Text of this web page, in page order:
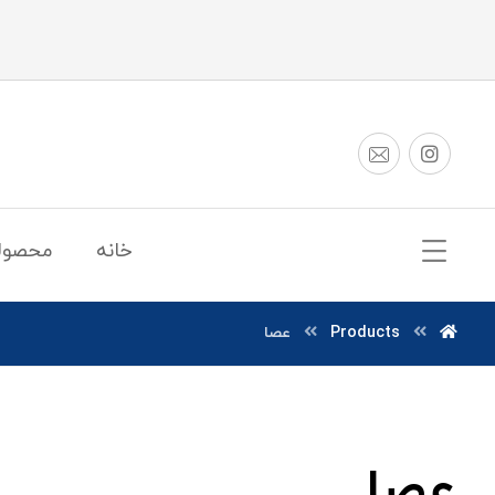
خانه
Products عصا